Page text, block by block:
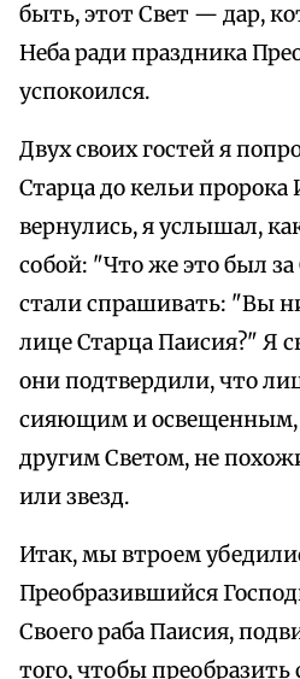
быть, этот Свет — дар,
Неба ради праздника
успокоился.
Двух своих гостей я
Старца до кельи пророка
вернулись, я услышал,
собой: "Что же это был
стали спрашивать: "Вы
лице Старца Паисия?" Я
они подтвердили, что
сияющим и освещенным,
другим Светом, не
или звезд.
Итак, мы втроем
Преобразившийся
Своего раба Паисия,
того, чтобы преобразить